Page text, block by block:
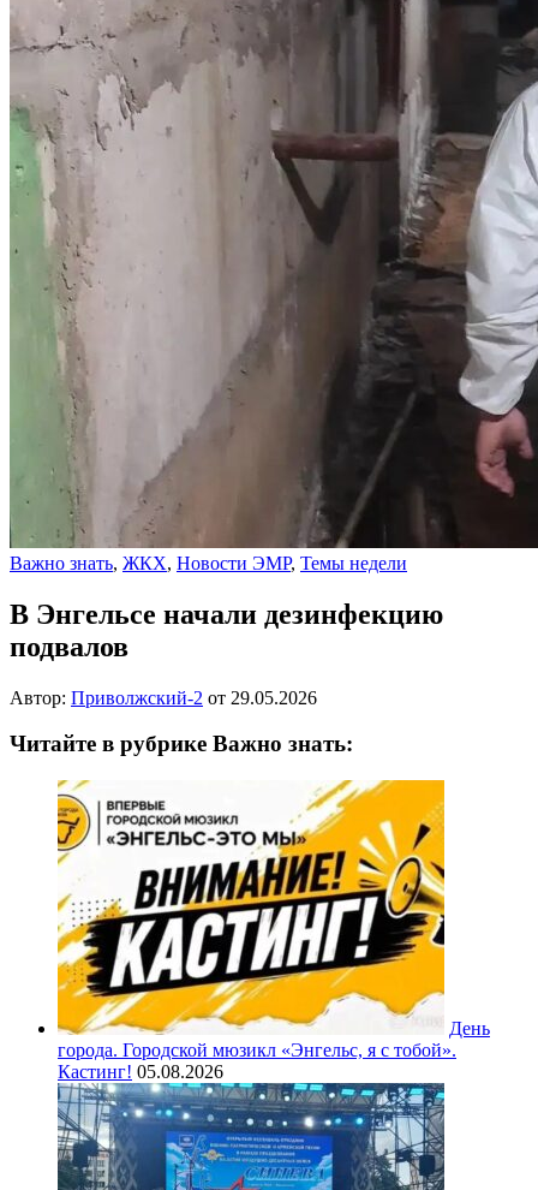
Важно знать, ЖКХ, Новости ЭМР, Темы недели
В Энгельсе начали дезинфекцию
подвалов
Автор: Приволжский-2 от 29.05.2026
Читайте в рубрике Важно знать:
День
города. Городской мюзикл «Энгельс, я с тобой».
Кастинг! 05.08.2026